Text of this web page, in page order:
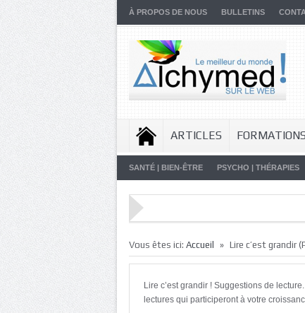
À PROPOS DE NOUS BULLETINS
ARTICLES
SANTÉ | BIEN-ÊTRE PSYCHO | THÉRAPIES
Vous êtes ici: Accueil » Lire c’est grandir
Lire c’est grandir ! Suggestions de
lectures qui participeront à votre